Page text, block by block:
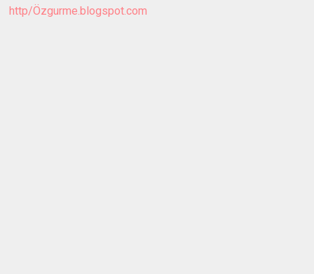
http/Özgurme.blogspot.com